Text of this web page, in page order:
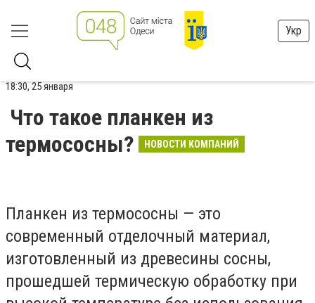
Укр
18:30, 25 января
Что такое планкен из
термососны?
НОВОСТИ КОМПАНИЙ
Планкен из термососны — это
современный отделочный материал,
изготовленный из древесины сосны,
прошедшей термическую обработку при